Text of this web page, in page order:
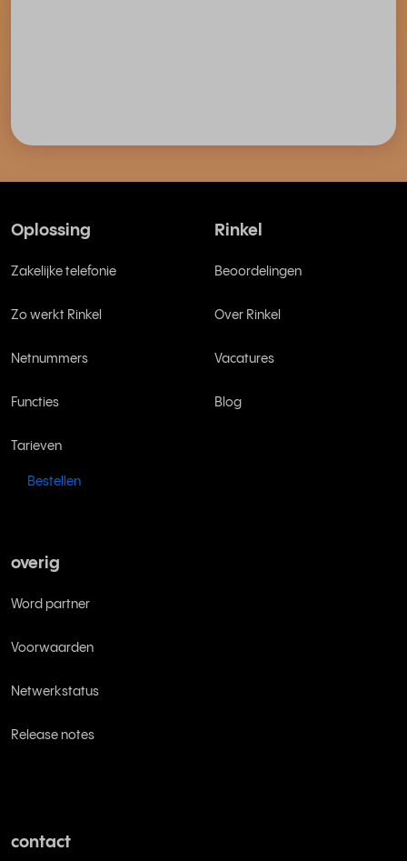
Oplossing
Zakelijke telefonie
Zo werkt Rinkel
Netnummers
Functies
Tarieven
Bestellen
Rinkel
Beoordelingen
Over Rinkel
Vacatures
Blog
overig
Word partner
Voorwaarden
Netwerkstatus
Release notes
contact